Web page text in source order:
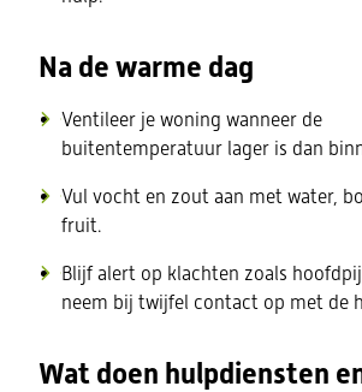
Na de warme dag
Ventileer je woning wanneer de
buitentemperatuur lager is dan
Vul vocht en zout aan met water,
fruit.
Blijf alert op klachten zoals
neem bij twijfel contact op met de
Wat doen hulpdiensten